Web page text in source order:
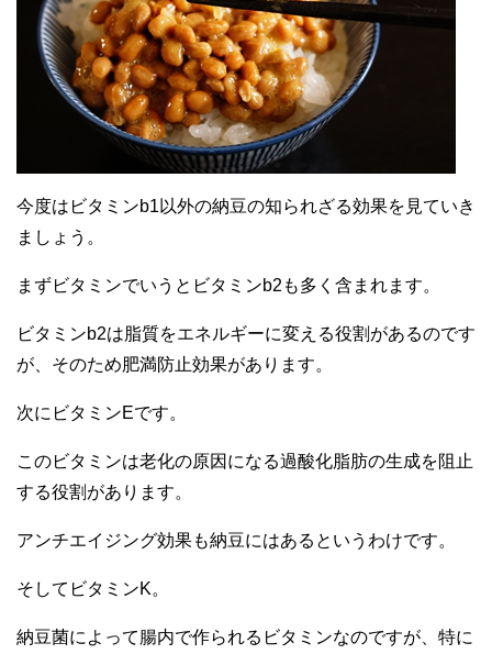
今度はビタミンb1以外の納豆の知られざる効果を見ていき
ましょう。
まずビタミンでいうとビタミンb2も多く含まれます。
ビタミンb2は脂質をエネルギーに変える役割があるのです
が、そのため肥満防止効果があります。
次にビタミンEです。
このビタミンは老化の原因になる過酸化脂肪の生成を阻止
する役割があります。
アンチエイジング効果も納豆にはあるというわけです。
そしてビタミンK。
納豆菌によって腸内で作られるビタミンなのですが、特に